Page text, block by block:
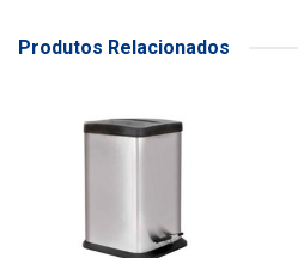
Produtos Relacionados